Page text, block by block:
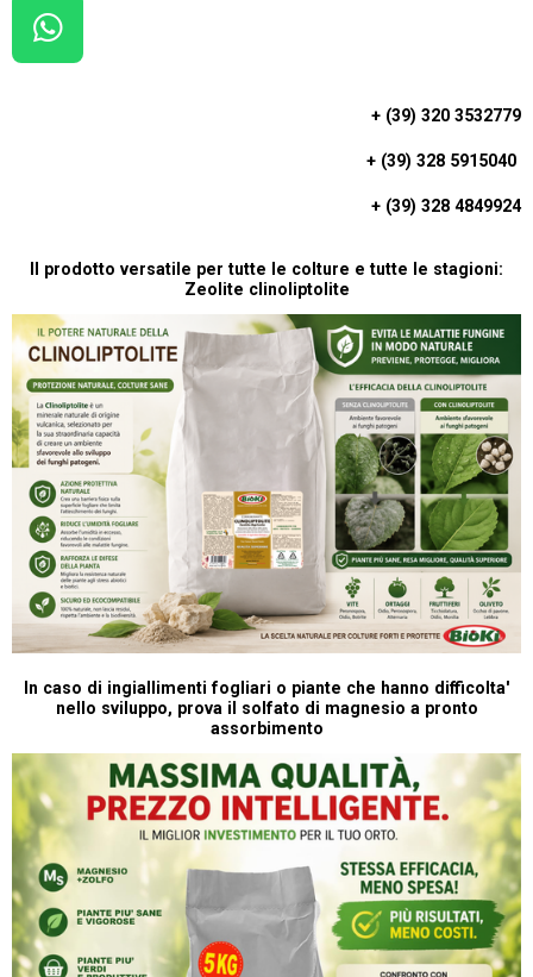
W
H
P
+ (39) 320 3532779
+ (39) 328 5915040
+ (39) 328 4849924
Il prodotto versatile per tutte le colture e tutte le stagioni:
Zeolite clinoliptolite
In caso di ingiallimenti fogliari o piante che hanno difficolta'
nello sviluppo, prova il solfato di magnesio a pronto
assorbimento